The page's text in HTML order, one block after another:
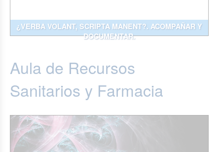
¿VERBA VOLANT, SCRIPTA MANENT?. ACOMPAÑAR Y
DOCUMENTAR.
Aula de Recursos
Sanitarios y Farmacia